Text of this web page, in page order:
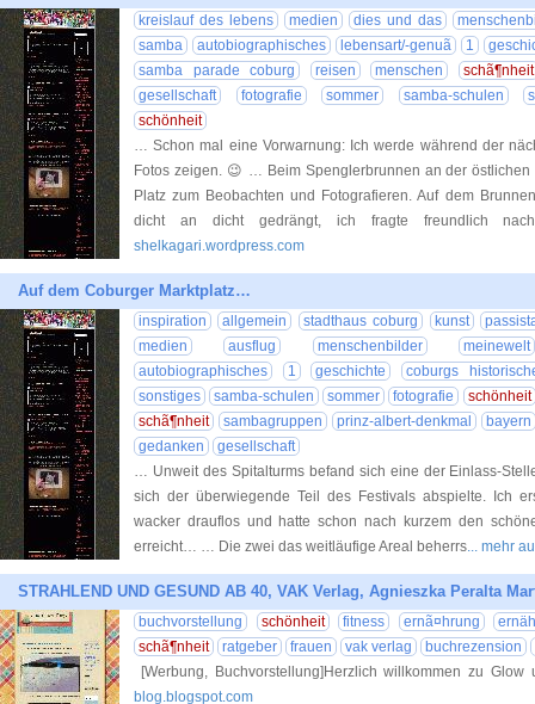
kreislauf des lebens medien dies und das
samba
autobiographisches lebensart/-genuã 1
samba parade coburg
reisen menschen
schã¶nheit
gesellschaft
fotografie sommer samba-schulen
schönheit
… Schon mal eine Vorwarnung: Ich werde während der
Fotos zeigen. 😉 … Beim Spenglerbrunnen an der
Platz zum Beobachten und Fotografieren. Auf dem
dicht an dicht gedrängt, ich fragte freundlich
shelkagari.wordpress.com
Auf dem Coburger Marktplatz…
inspiration allgemein stadthaus coburg kunst
medien
ausflug menschenbilder
meinewelt
autobiographisches
1 geschichte
coburgs
sonstiges
samba-schulen sommer fotografie
schönheit
schã¶nheit
sambagruppen prinz-albert-denkmal
bayern
gedanken
gesellschaft
… Unweit des Spitalturms befand sich eine der Einlass-
sich der überwiegende Teil des Festivals abspielte. Ich
wacker drauflos und hatte schon nach kurzem den
erreicht… … Die zwei das weitläufige Areal beherrs... mehr
STRAHLEND UND GESUND AB 40, VAK Verlag, Agnieszka Peralta
buchvorstellung schönheit fitness ernã¤hrung
schã¶nheit
ratgeber frauen vak verlag
buchrezension
[Werbung, Buchvorstellung]Herzlich willkommen zu Glow
blog.blogspot.com